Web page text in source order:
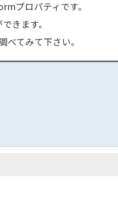
プロパティです。
きます。
てみて下さい。